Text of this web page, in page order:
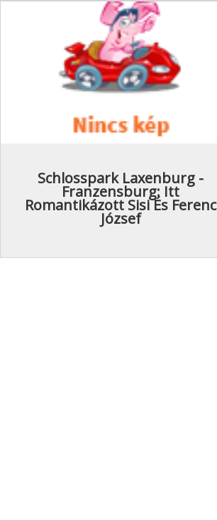
Schlosspark Laxenburg -
Franzensburg: Itt
Romantikázott Sisi És Ferenc
József